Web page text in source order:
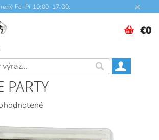
Po–Pi 10:00–17:00.
€0
PARTY